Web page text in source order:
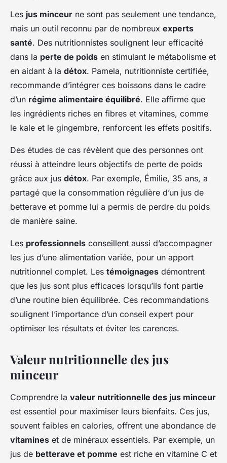
Les jus minceur ne sont pas seulement une tendance,
mais un outil reconnu par de nombreux experts
santé. Des nutritionnistes soulignent leur efficacité
dans la perte de poids en stimulant le métabolisme et
en aidant à la détox. Pamela, nutritionniste certifiée,
recommande d’intégrer ces boissons dans le cadre
d’un régime alimentaire équilibré. Elle affirme que
les ingrédients riches en fibres et vitamines, comme
le kale et le gingembre, renforcent les effets positifs.
Des études de cas révèlent que des personnes ont
réussi à atteindre leurs objectifs de perte de poids
grâce aux jus détox. Par exemple, Émilie, 35 ans, a
partagé que la consommation régulière d’un jus de
betterave et pomme lui a permis de perdre du poids
de manière saine.
Les professionnels conseillent aussi d’accompagner
les jus d’une alimentation variée, pour un apport
nutritionnel complet. Les témoignages démontrent
que les jus sont plus efficaces lorsqu’ils font partie
d’une routine bien équilibrée. Ces recommandations
soulignent l’importance d’un conseil expert pour
optimiser les résultats et éviter les carences.
Valeur nutritionnelle des jus
minceur
Comprendre la valeur nutritionnelle des jus minceur
est essentiel pour maximiser leurs bienfaits. Ces jus,
souvent faibles en calories, offrent une abondance de
vitamines et de minéraux essentiels. Par exemple, un
jus de betterave et pomme est riche en vitamine C et